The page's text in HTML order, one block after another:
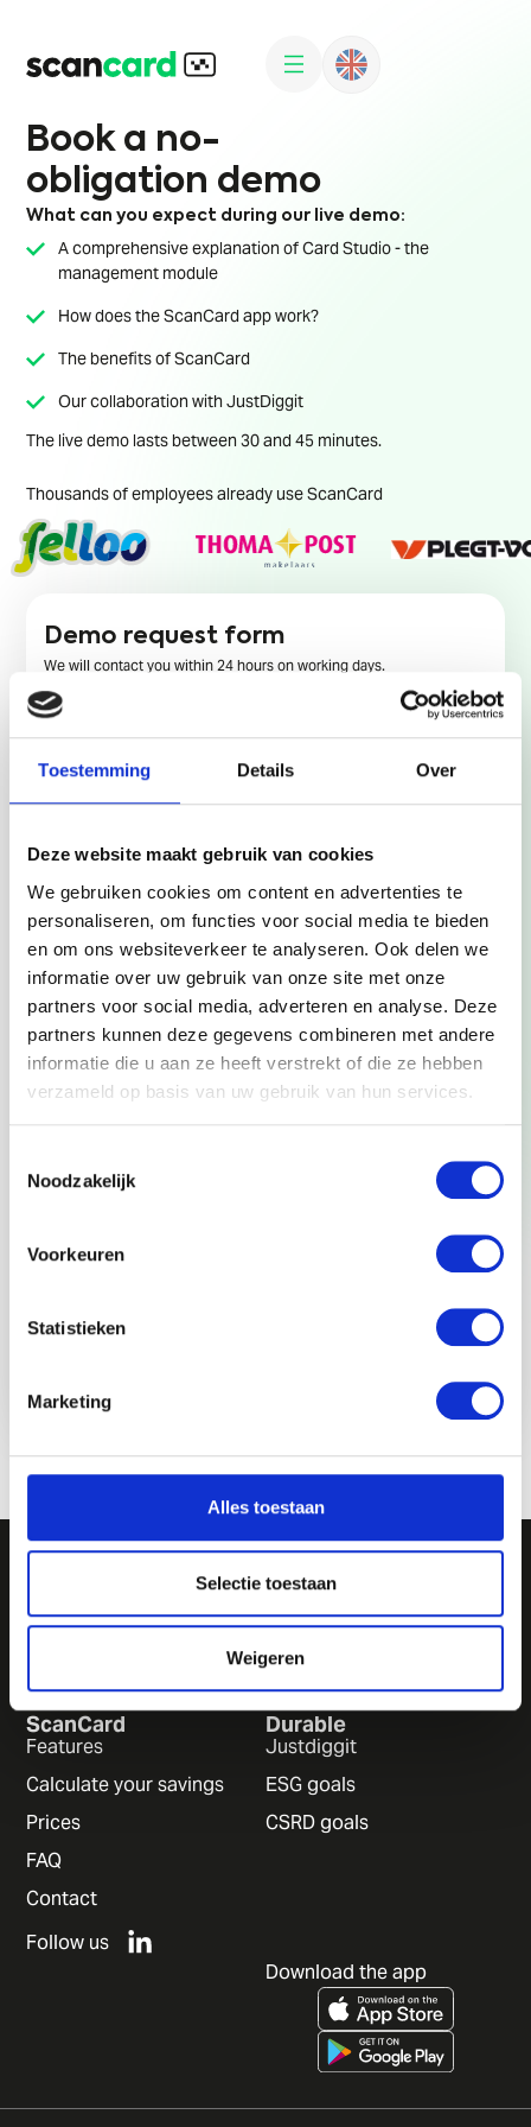
Toestemming Details Over
Deze website maakt gebruik van cookies
We gebruiken cookies om content en advertenties te
personaliseren, om functies voor social media te bieden
en om ons websiteverkeer te analyseren. Ook delen we
informatie over uw gebruik van onze site met onze
partners voor social media, adverteren en analyse. Deze
partners kunnen deze gegevens combineren met andere
informatie die u aan ze heeft verstrekt of die ze hebben
verzameld op basis van uw gebruik van hun services.
Noodzakelijk
Voorkeuren
Statistieken
Marketing
Alles toestaan
Selectie toestaan
Weigeren
Book a no-
obligation demo
What can you expect during our live demo:
A comprehensive explanation of Card Studio - the
management module
How does the ScanCard app work?
The benefits of ScanCard
Our collaboration with JustDiggit
The live demo lasts between 30 and 45 minutes.
Thousands of employees already use ScanCard
Demo request form
We will contact you within 24 hours on working days.
How many employees use business cards in your
organization?
Try for 30 days for free
ScanCard
Features
Calculate your savings
Prices
FAQ
Contact
Durable
Justdiggit
ESG goals
CSRD goals
Follow us
Download the app